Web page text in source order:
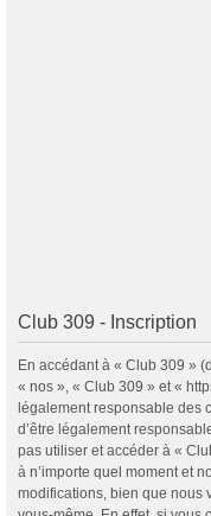
Club 309 - Inscription
En accédant à « Club 309 »
« nos », « Club 309 » et «
légalement responsable des
d’être légalement
pas utiliser et accéder à «
à n’importe quel moment et
modifications, bien que nous